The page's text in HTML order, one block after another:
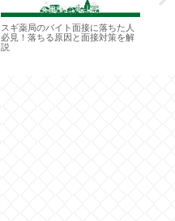
スギ薬局のバイト面接に落ちた人
必見！落ちる原因と面接対策を解
説